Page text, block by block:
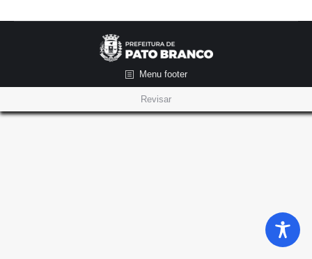
Menu footer
Revisar